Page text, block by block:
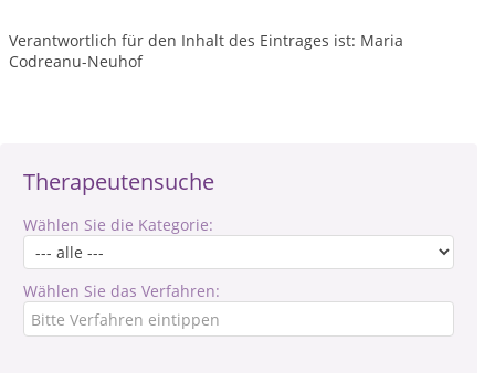
Therapeutensuche
Wählen Sie die Kategorie:
Wählen Sie das Verfahren:
Verantwortlich für den Inhalt des Eintrages ist: Maria
Codreanu-Neuhof